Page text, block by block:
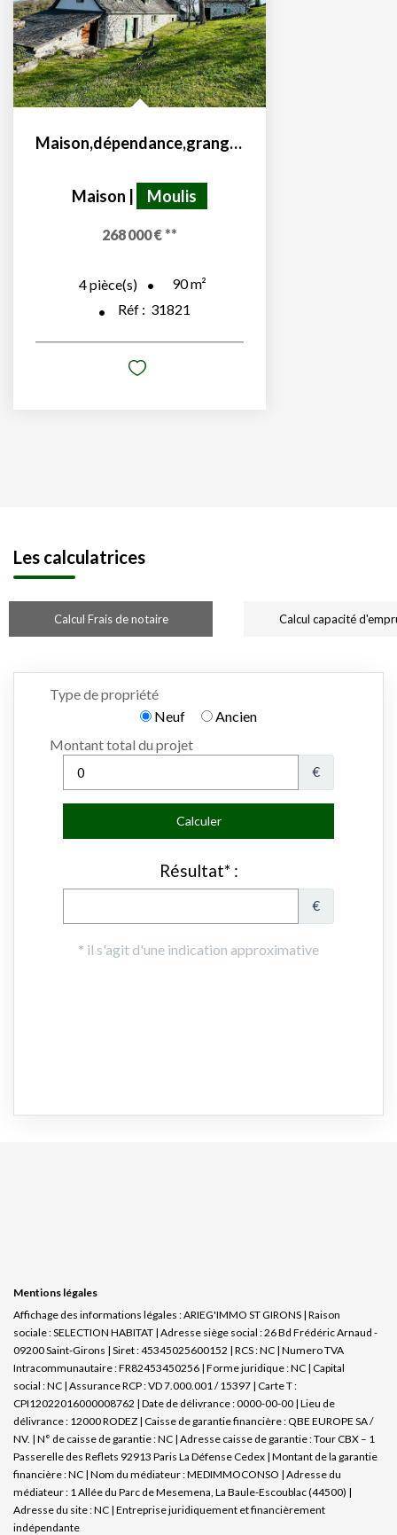
Maison,dépendance,grange sur les hauteurs de Moulis 09200
Maison Moulis
268 000 € **
4pièce(s) 90m²
Réf : 31821
Les calculatrices
Calcul Frais de notaire Calcul capacité
Mentions légales
Affichage des informations légales : ARIEG'IMMO ST GIRONS | Raison
sociale : SELECTION HABITAT | Adresse siège social : 26 Bd Frédéric Arnaud -
09200 Saint-Girons | Siret : 45345025600152 | RCS : NC | Numero TVA
Intracommunautaire : FR82453450256 | Forme juridique : NC | Capital
social : NC | Assurance RCP : VD 7.000.001 / 15397 | Carte T :
CPI12022016000008762 | Date de délivrance : 0000-00-00 | Lieu de
délivrance : 12000 RODEZ | Caisse de garantie financière : QBE EUROPE SA /
NV. | N° de caisse de garantie : NC | Adresse caisse de garantie : Tour CBX – 1
Passerelle des Reflets 92913 Paris La Défense Cedex | Montant de la garantie
financière : NC | Nom du médiateur : MEDIMMOCONSO | Adresse du
médiateur : 1 Allée du Parc de Mesemena, La Baule-Escoublac (44500) |
Adresse du site : NC | Entreprise juridiquement et financièrement
indépendante